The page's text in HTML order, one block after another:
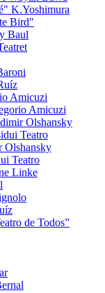
K.Yoshimura
Bird"
Baul
Amicuzi
Amicuzi
Olshansky
Teatro
Olshansky
Teatro
Linke
de Todos”